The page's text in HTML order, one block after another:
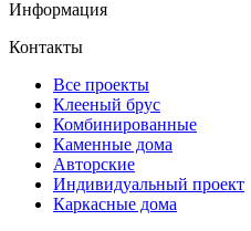
Информация
Контакты
Все проекты
Клееный брус
Комбинированные
Каменные дома
Авторские
Индивидуальный проект
Каркасные дома